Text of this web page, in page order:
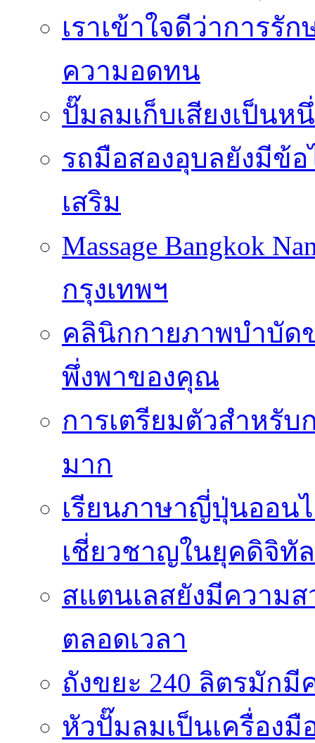
เราเข้าใจดีว่าการรั
ความอดทน
ปั๊มลมเก็บเสียงเป็น
รถมือสองอุบลยังมีข้อ
เสริม
Massage Bangkok
กรุงเทพฯ
คลินิกกายภาพบำบัด
พึ่งพาของคุณ
การเตรียมตัวสำหรั
มาก
เรียนภาษาญี่ปุ่นออน
เชี่ยวชาญในยุคดิจิทัล
สแตนเลสยังมีความ
ตลอดเวลา
ถังขยะ 240 ลิตรมัก
หัวปั๊มลมเป็นเครื่องมื